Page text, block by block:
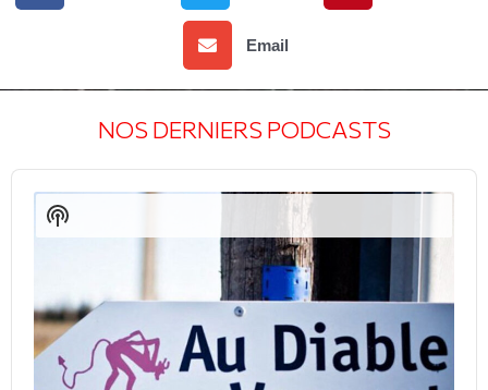
Email
NOS DERNIERS PODCASTS
Audio
Player
Show
Podcast